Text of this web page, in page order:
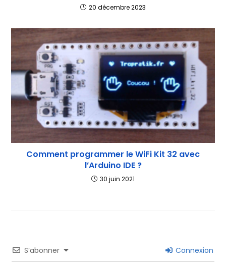
20 décembre 2023
Comment programmer le WiFi Kit 32 avec
l’Arduino IDE ?
30 juin 2021
S’abonner Connexion